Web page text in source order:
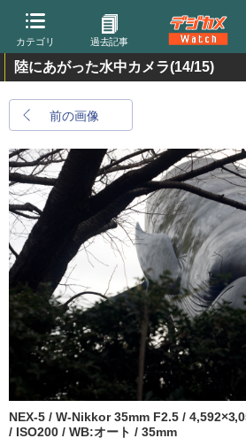
カテゴリ 過去記事
陸にあがった水中カメラ(14/15)
前の画像
NEX-5 / W-Nikkor 35mm F2.5 /
/ ISO200 / WB:オート / 35mm